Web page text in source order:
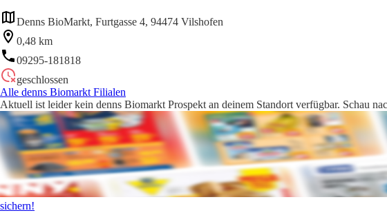
Denns BioMarkt, Furtgasse 4, 94474 Vilshofen
0,48 km
09295-181818
geschlossen
Alle denns Biomarkt Filialen
Aktuell ist leider kein denns Biomarkt Prospekt an deinem Standort verfügbar. Schau
sichern!